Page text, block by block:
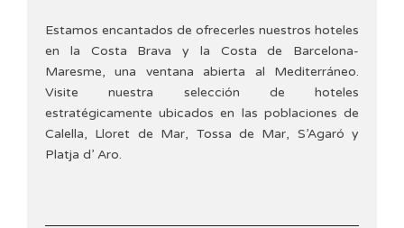
Estamos encantados de ofrecerles nuestros hoteles
en la Costa Brava y la Costa de Barcelona-
Maresme, una ventana abierta al Mediterráneo.
Visite nuestra selección de hoteles
estratégicamente ubicados en las poblaciones de
Calella, Lloret de Mar, Tossa de Mar, S’Agaró y
Platja d’ Aro.